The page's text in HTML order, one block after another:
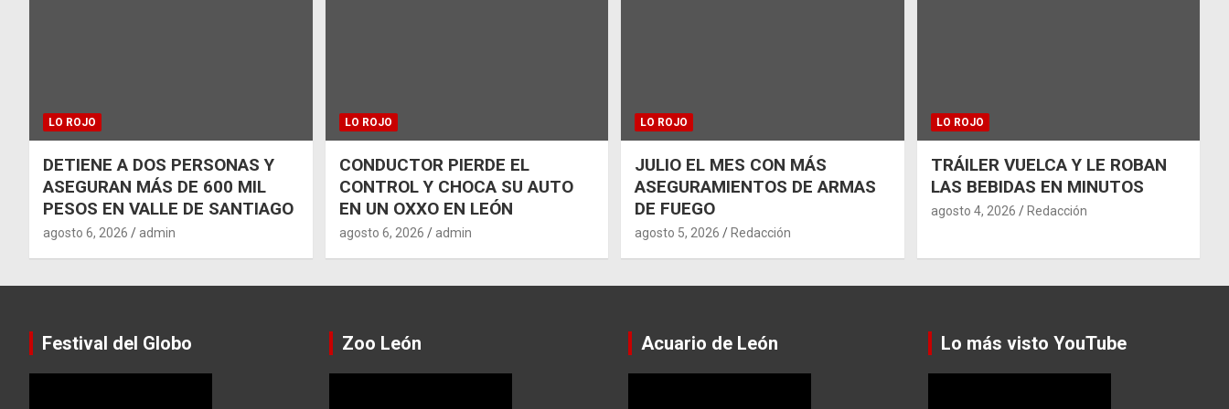
LO ROJO
DETIENE A DOS PERSONAS Y
ASEGURAN MÁS DE 600 MIL
PESOS EN VALLE DE SANTIAGO
agosto 6, 2026 admin
LO ROJO
CONDUCTOR PIERDE EL
CONTROL Y CHOCA SU AUTO
EN UN OXXO EN LEÓN
agosto 6, 2026 admin
LO ROJO
JULIO EL MES CON MÁS
ASEGURAMIENTOS DE ARMAS
DE FUEGO
agosto 5, 2026 Redacción
LO ROJO
TRÁILER VUELCA Y LE ROBAN
LAS BEBIDAS EN MINUTOS
agosto 4, 2026 Redacción
Festival del Globo Zoo León Acuario de León Lo más visto YouTube